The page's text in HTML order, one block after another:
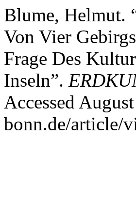
Blume, Helmut.
Von Vier
Frage Des
Inseln”.
Accessed
bonn.de/article/